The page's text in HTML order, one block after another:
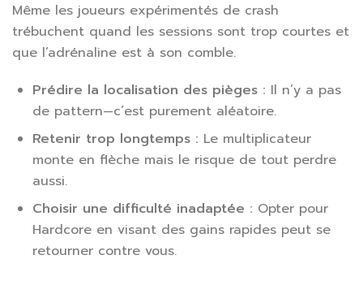
Même les joueurs expérimentés de crash
trébuchent quand les sessions sont trop courtes et
que l’adrénaline est à son comble.
Prédire la localisation des pièges : Il n’y a pas
de pattern—c’est purement aléatoire.
Retenir trop longtemps : Le multiplicateur
monte en flèche mais le risque de tout perdre
aussi.
Choisir une difficulté inadaptée : Opter pour
Hardcore en visant des gains rapides peut se
retourner contre vous.